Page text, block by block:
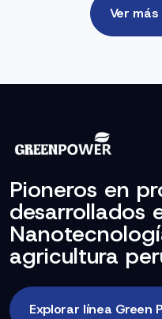
Ver
Pioneros en
desarrollados
agricultura
Explorar línea Green